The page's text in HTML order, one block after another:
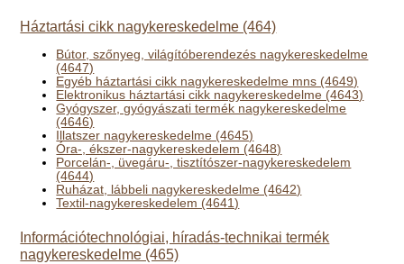
Háztartási cikk nagykereskedelme (464)
Bútor, szőnyeg, világítóberendezés nagykereskedelme
(4647)
Egyéb háztartási cikk nagykereskedelme mns (4649)
Elektronikus háztartási cikk nagykereskedelme (4643)
Gyógyszer, gyógyászati termék nagykereskedelme
(4646)
Illatszer nagykereskedelme (4645)
Óra-, ékszer-nagykereskedelem (4648)
Porcelán-, üvegáru-, tisztítószer-nagykereskedelem
(4644)
Ruházat, lábbeli nagykereskedelme (4642)
Textil-nagykereskedelem (4641)
Információtechnológiai, híradás-technikai termék
nagykereskedelme (465)